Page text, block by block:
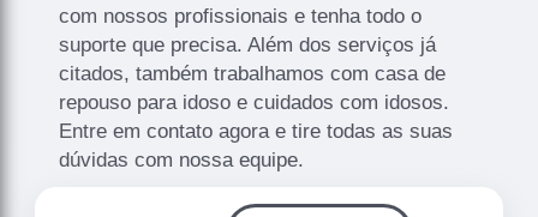
com nossos profissionais e tenha todo o
suporte que precisa. Além dos serviços já
citados, também trabalhamos com casa de
repouso para idoso e cuidados com idosos.
Entre em contato agora e tire todas as suas
dúvidas com nossa equipe.